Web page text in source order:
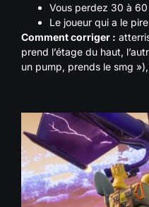
Vous perdez 30 à
Le joueur qui a le
Comment corriger :
prend l’étage du haut,
un pump, prends le smg